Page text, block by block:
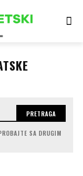
PRETRAGA
SA DRUGIM